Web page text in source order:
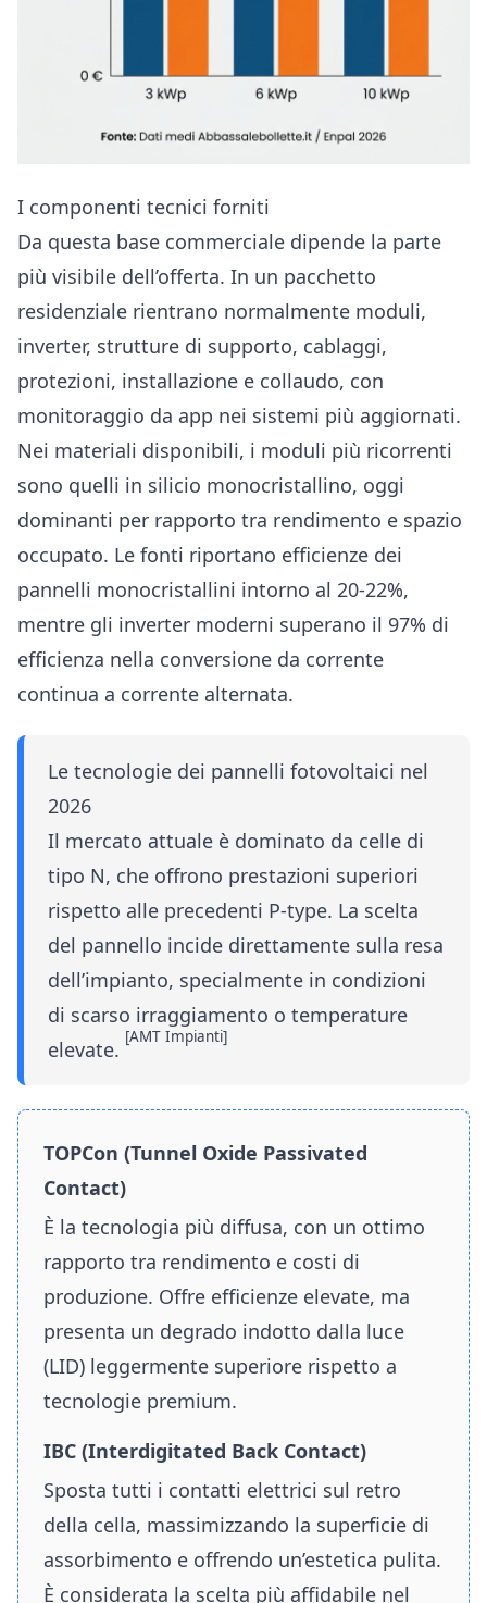
I componenti tecnici forniti
Da questa base commerciale dipende la parte
più visibile dell’offerta. In un pacchetto
residenziale rientrano normalmente moduli,
inverter, strutture di supporto, cablaggi,
protezioni, installazione e collaudo, con
monitoraggio da app nei sistemi più aggiornati.
Nei materiali disponibili, i moduli più ricorrenti
sono quelli in silicio monocristallino, oggi
dominanti per rapporto tra rendimento e spazio
occupato. Le fonti riportano efficienze dei
pannelli monocristallini intorno al 20-22%,
mentre gli inverter moderni superano il 97% di
efficienza nella conversione da corrente
continua a corrente alternata.
Le tecnologie dei pannelli fotovoltaici nel
2026
Il mercato attuale è dominato da celle di
tipo N, che offrono prestazioni superiori
rispetto alle precedenti P-type. La scelta
del pannello incide direttamente sulla resa
dell’impianto, specialmente in condizioni
di scarso irraggiamento o temperature
elevate. [AMT Impianti]
TOPCon (Tunnel Oxide Passivated
Contact)
È la tecnologia più diffusa, con un ottimo
rapporto tra rendimento e costi di
produzione. Offre efficienze elevate, ma
presenta un degrado indotto dalla luce
(LID) leggermente superiore rispetto a
tecnologie premium.
IBC (Interdigitated Back Contact)
Sposta tutti i contatti elettrici sul retro
della cella, massimizzando la superficie di
assorbimento e offrendo un’estetica pulita.
È considerata la scelta più affidabile nel